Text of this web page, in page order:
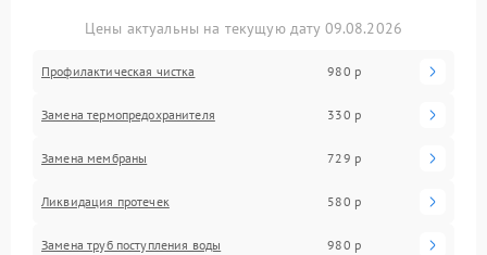
Цены актуальны на текущую дату 09.08.2026
Профилактическая чистка 980 р
Замена термопредохранителя 330 р
Замена мембраны 729 р
Ликвидация протечек 580 р
Замена труб поступления воды 980 р